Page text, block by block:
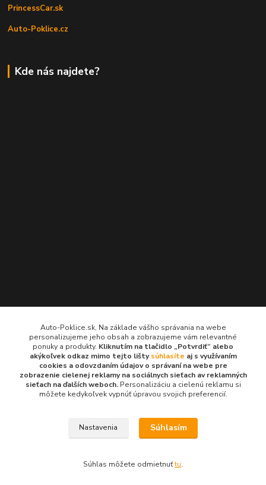
PrincessCar.sk
Auto-Poklice.cz
Kde nás najdete?
Kontakty
Auto-Poklice.sk
(Po-Pia, 8-16 hod.)
info@auto-poklice.sk
© 2024 všetky práva vyhradené
Auto-Poklice.sk, Na základe vášho správania na webe
personalizujeme jeho obsah a zobrazujeme vám relevantné
ponuky a produkty. Kliknutím na tlačidlo „Potvrdiť“ alebo
akýkoľvek odkaz mimo tejto lištysúhlasíte aj s využívaním
cookies a odovzdaním údajov o správaní na webe pre
zobrazenie cielenej reklamy na sociálnych sieťach av reklamných
sieťach na ďalších weboch.Personalizáciu a cielenú reklamu si
môžete kedykoľvek vypnúť úpravou svojich preferencií.
Nastavenia Súhlasím
Súhlas môžete odmietnuťtu.